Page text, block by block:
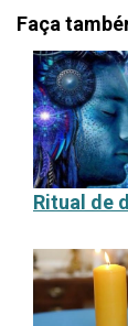
Faça
Ritual de